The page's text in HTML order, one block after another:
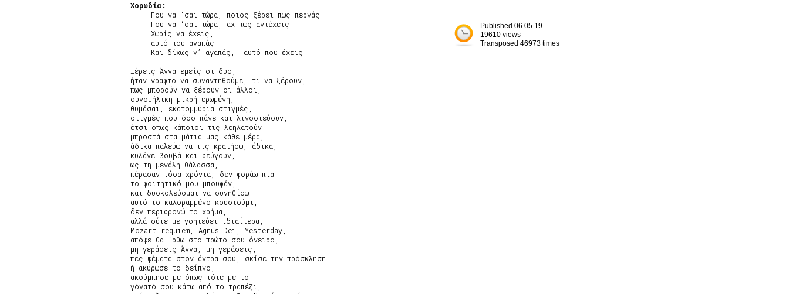
Χορωδία:
     Που να ‘σαι τώρα, ποιος ξέρει πως περνάς
     Που να ‘σαι τώρα, αχ πως αντέχεις
     Χωρίς να έχεις,
     αυτό που αγαπάς
     Και δίχως ν’ αγαπάς,  αυτό που έχεις
Ξέρεις Άννα εμείς οι δυο,
ήταν γραφτό να συναντηθούμε, τι να ξέρουν,
πως μπορούν να ξέρουν οι άλλοι,
συνομήλικη μικρή ερωμένη,
θυμάσαι, εκατομμύρια στιγμές,
στιγμές που όσο πάνε και λιγοστεύουν,
έτσι όπως κάποιοι τις λεηλατούν
μπροστά στα μάτια μας κάθε μέρα,
άδικα παλεύω να τις κρατήσω, άδικα,
κυλάνε βουβά και φεύγουν,
ως τη μεγάλη θάλασσα,
πέρασαν τόσα χρόνια, δεν φοράω πια
το φοιτητικό μου μπουφάν,
και δυσκολεύομαι να συνηθίσω
αυτό το καλοραμμένο κουστούμι,
δεν περιφρονώ το χρήμα,
αλλά ούτε με γοητεύει ιδιαίτερα,
Mozart requiem, Agnus Dei, Yesterday,
απόψε θα ‘ρθω στο πρώτο σου όνειρο,
μη γεράσεις Άννα, μη γεράσεις,
πες ψέματα στον άντρα σου, σκίσε την πρόσκληση
ή ακύρωσε το δείπνο,
ακούμπησε με όπως τότε με το
γόνατό σου κάτω από το τραπέζι,
Published 06.05.19
19610 views
Transposed 46973 times